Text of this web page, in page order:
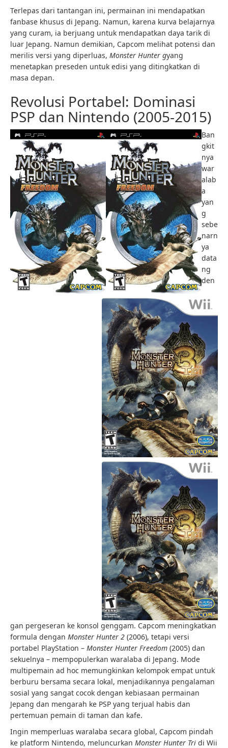
Terlepas dari tantangan ini, permainan ini mendapatkan
fanbase khusus di Jepang. Namun, karena kurva belajarnya
yang curam, ia berjuang untuk mendapatkan daya tarik di
luar Jepang. Namun demikian, Capcom melihat potensi dan
merilis versi yang diperluas, Monster Hunter gyang
menetapkan preseden untuk edisi yang ditingkatkan di
masa depan.
Revolusi Portabel: Dominasi
PSP dan Nintendo (2005-2015)
Ban
gkit
nya
war
alab
a
yan
g
sebe
narn
ya
data
ng
den
gan pergeseran ke konsol genggam. Capcom meningkatkan
formula dengan Monster Hunter 2 (2006), tetapi versi
portabel PlayStation – Monster Hunter Freedom (2005) dan
sekuelnya – mempopulerkan waralaba di Jepang. Mode
multipemain ad hoc memungkinkan kelompok empat untuk
berburu bersama secara lokal, menjadikannya pengalaman
sosial yang sangat cocok dengan kebiasaan permainan
Jepang dan mengarah ke PSP yang terjual habis dan
pertemuan pemain di taman dan kafe.
Ingin memperluas waralaba secara global, Capcom pindah
ke platform Nintendo, meluncurkan Monster Hunter Tri di Wii